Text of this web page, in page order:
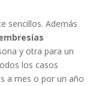
sencillos. Además
y otra para un
los casos
a mes o por un año